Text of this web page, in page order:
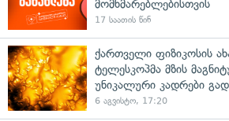
მომხმარებლებისთვის
17 საათის წინ
ქართველი ფიზიკოსის
ტელესკოპმა მზის
უნიკალური კადრები
6 აგვისტო, 17:20